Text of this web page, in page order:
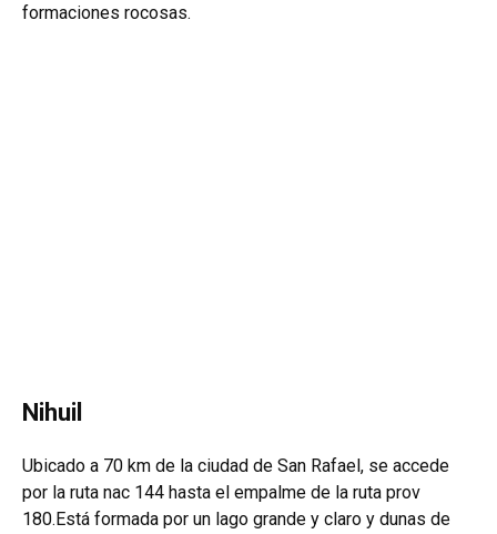
formaciones rocosas.
Nihuil
Ubicado a 70 km de la ciudad de San Rafael, se accede
por la ruta nac 144 hasta el empalme de la ruta prov
180.Está formada por un lago grande y claro y dunas de